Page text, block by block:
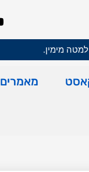
מימין.
מאמרים